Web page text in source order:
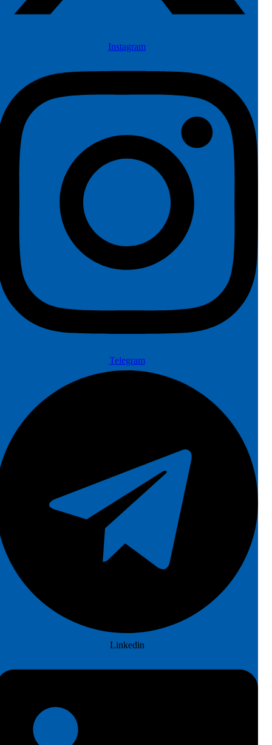
Instagram
Telegram
Linkedin